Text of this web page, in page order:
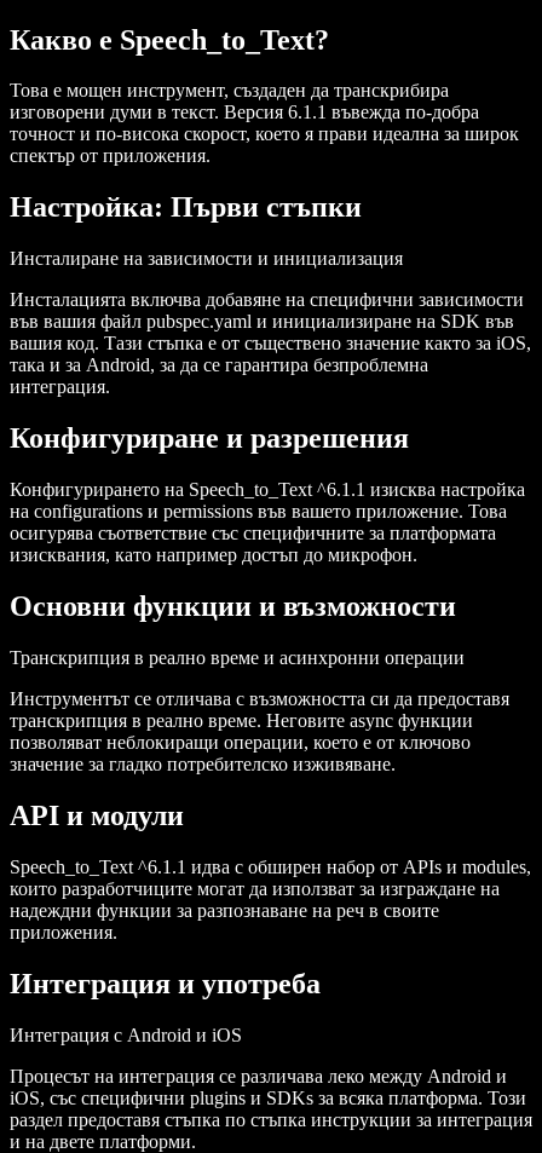
Какво е Speech_to_Text?
Това е мощен инструмент, създаден да транскрибира
изговорени думи в текст. Версия 6.1.1 въвежда по-добра
точност и по-висока скорост, което я прави идеална за широк
спектър от приложения.
Настройка: Първи стъпки
Инсталиране на зависимости и инициализация
Инсталацията включва добавяне на специфични зависимости
във вашия файл pubspec.yaml и инициализиране на SDK във
вашия код. Тази стъпка е от съществено значение както за iOS,
така и за Android, за да се гарантира безпроблемна
интеграция.
Конфигуриране и разрешения
Конфигурирането на Speech_to_Text ^6.1.1 изисква настройка
на configurations и permissions във вашето приложение. Това
осигурява съответствие със специфичните за платформата
изисквания, като например достъп до микрофон.
Основни функции и възможности
Транскрипция в реално време и асинхронни операции
Инструментът се отличава с възможността си да предоставя
транскрипция в реално време. Неговите async функции
позволяват неблокиращи операции, което е от ключово
значение за гладко потребителско изживяване.
API и модули
Speech_to_Text ^6.1.1 идва с обширен набор от APIs и modules,
които разработчиците могат да използват за изграждане на
надеждни функции за разпознаване на реч в своите
приложения.
Интеграция и употреба
Интеграция с Android и iOS
Процесът на интеграция се различава леко между Android и
iOS, със специфични plugins и SDKs за всяка платформа. Този
раздел предоставя стъпка по стъпка инструкции за интеграция
и на двете платформи.